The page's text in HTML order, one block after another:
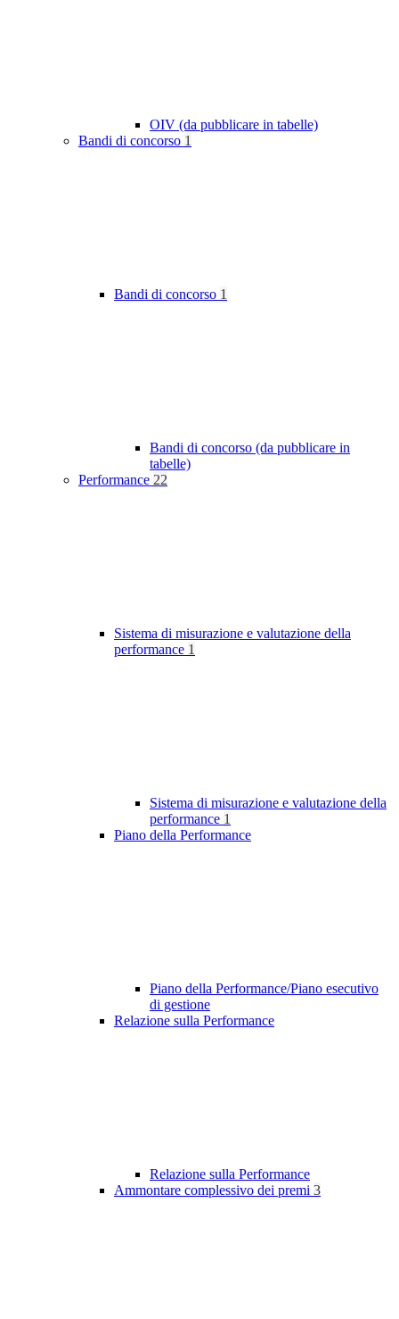
OIV (da pubblicare in tabelle)
Bandi di concorso 1
Bandi di concorso 1
Bandi di concorso (da pubblicare in
tabelle)
Performance 22
Sistema di misurazione e valutazione della
performance 1
Sistema di misurazione e valutazione della
performance 1
Piano della Performance
Piano della Performance/Piano esecutivo
di gestione
Relazione sulla Performance
Relazione sulla Performance
Ammontare complessivo dei premi 3